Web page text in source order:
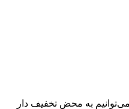
به محض تخفیف دار